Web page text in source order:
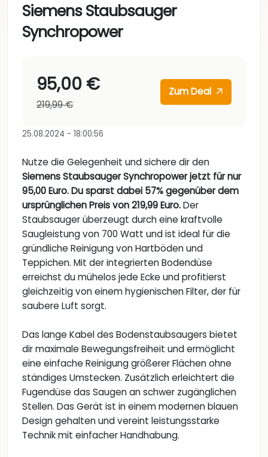
Siemens Staubsauger
Synchropower
95,00 €
219,99 €
Zum Deal
25.08.2024 - 18:00:56
Nutze die Gelegenheit und sichere dir den
Siemens Staubsauger Synchropower jetzt für nur
95,00 Euro. Du sparst dabei 57% gegenüber dem
ursprünglichen Preis von 219,99 Euro.Der
Staubsauger überzeugt durch eine kraftvolle
Saugleistung von 700 Watt und ist ideal für die
gründliche Reinigung von Hartböden und
Teppichen. Mit der integrierten Bodendüse
erreichst du mühelos jede Ecke und profitierst
gleichzeitig von einem hygienischen Filter, der für
saubere Luft sorgt.
Das lange Kabel des Bodenstaubsaugers bietet
dir maximale Bewegungsfreiheit und ermöglicht
eine einfache Reinigung größerer Flächen ohne
ständiges Umstecken. Zusätzlich erleichtert die
Fugendüse das Saugen an schwer zugänglichen
Stellen. Das Gerät ist in einem modernen blauen
Design gehalten und vereint leistungsstarke
Technik mit einfacher Handhabung.